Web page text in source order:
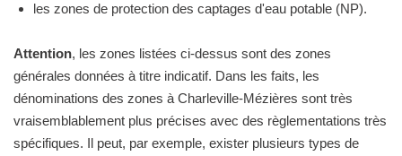
les zones de protection des captages d'eau potable (NP).
Attention, les zones listées ci-dessus sont des zones
générales données à titre indicatif. Dans les faits, les
dénominations des zones à Charleville-Mézières sont très
vraisemblablement plus précises avec des règlementations très
spécifiques. Il peut, par exemple, exister plusieurs types de